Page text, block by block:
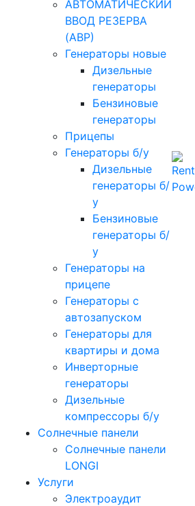
АВТОМАТИЧЕСКИЙ
ВВОД РЕЗЕРВА
(АВР)
Генераторы новые
Дизельные
генераторы
Бензиновые
генераторы
Прицепы
Генераторы б/у
Дизельные
генераторы б/
у
Бензиновые
генераторы б/
у
Генераторы на
прицепе
Генераторы с
автозапуском
Генераторы для
квартиры и дома
Инверторные
генераторы
Дизельные
компрессоры б/у
Солнечные панели
Солнечные панели
LONGI
Услуги
Электроаудит